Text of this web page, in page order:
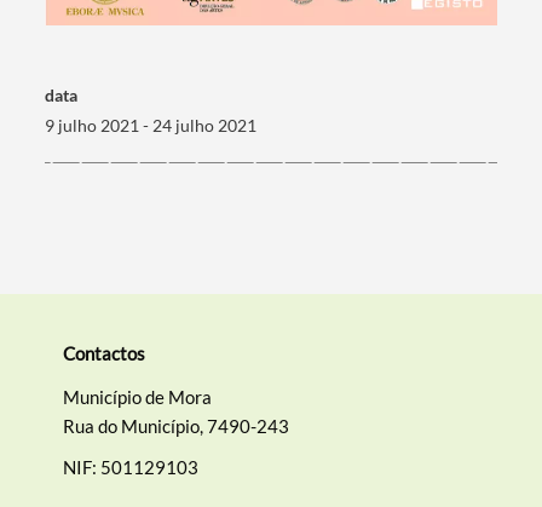
data
9 julho 2021 - 24 julho 2021
Contactos
Município de Mora
Rua do Município, 7490-243
NIF: 501129103